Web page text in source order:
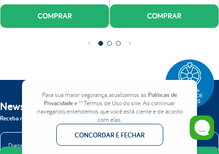
Para sua maior segurança, atualizamos as Políticas de
Privacidadee **Termos de Uso do site. Ao continuar
navegando, entendemos que você está ciente e de acordo
com elas.
CONCORDAR E FECHAR
COMPRAR COMPRAR
Newsletter
Receba nossas novidades em primeira mão.